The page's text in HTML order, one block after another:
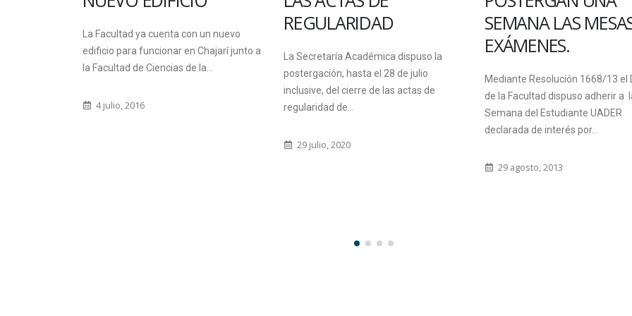
La Facultad ya cuenta con un nuevo
edificio para funcionar en Chajarí junto a
la Facultad de Ciencias de la...
4 julio, 2016
REGULARIDAD
La Secretaría Académica dispuso la
postergación, hasta el 28 de julio
inclusive, del cierre de las actas de
regularidad de...
29 julio, 2020
SEMANA LAS
EXÁMENES.
Mediante Resolución 1668/13 el
de la Facultad dispuso adherir a
Semana del Estudiante UADER
declarada de interés por...
29 agosto, 2013